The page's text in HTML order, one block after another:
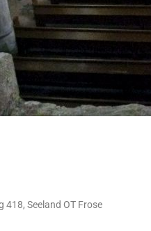
418, Seeland OT Frose